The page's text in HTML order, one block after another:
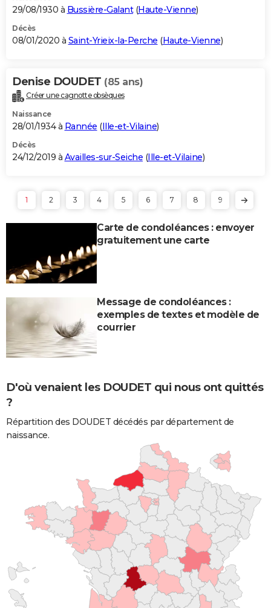
29/08/1930 à Bussière-Galant(Haute-Vienne)
Décès
08/01/2020 à Saint-Yrieix-la-Perche (Haute-Vienne)
Denise DOUDET (85 ans)
Créer une cagnotte obsèques
Naissance
28/01/1934 à Rannée (Ille-et-Vilaine)
Décès
24/12/2019 à Availles-sur-Seiche (Ille-et-Vilaine)
1 2 3 4 5 6 7 8 9
Carte de condoléances : envoyer
gratuitement une carte
Message de condoléances :
exemples de textes et modèle de
courrier
D'où venaient les DOUDET qui nous ont quittés
?
Répartition des DOUDET décédés par département de
naissance.